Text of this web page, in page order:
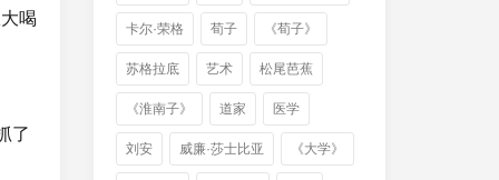
喝
了
卡尔·荣格 荀子 《荀子》
苏格拉底 艺术 松尾芭蕉
《淮南子》 道家 医学
刘安 威廉·莎士比亚 《大学》